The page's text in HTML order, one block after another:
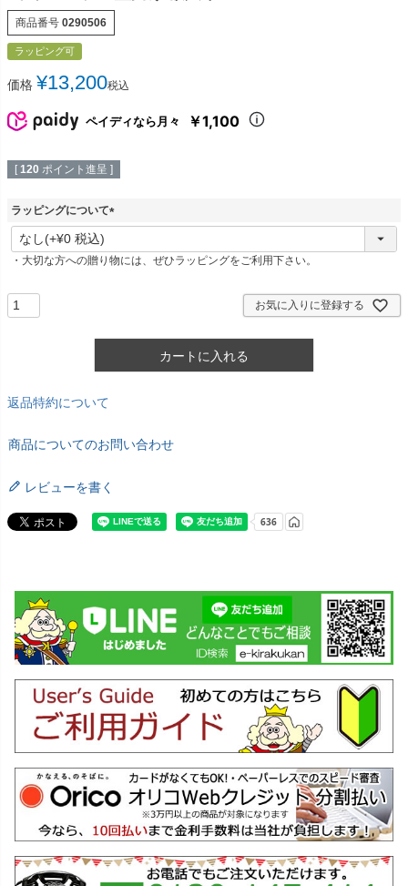
商品番号 0290506
ラッピング可
価格 ¥13,200税込
ペイディなら月々 ￥1,100
[ 120 ポイント進呈 ]
ラッピングについて
(
須
・大切な方への贈り物には、ぜひラッピングをご利用下さい。
お気に入りに登録する
カートに入れる
返品特約について
商品についてのお問い合わせ
レビューを書く